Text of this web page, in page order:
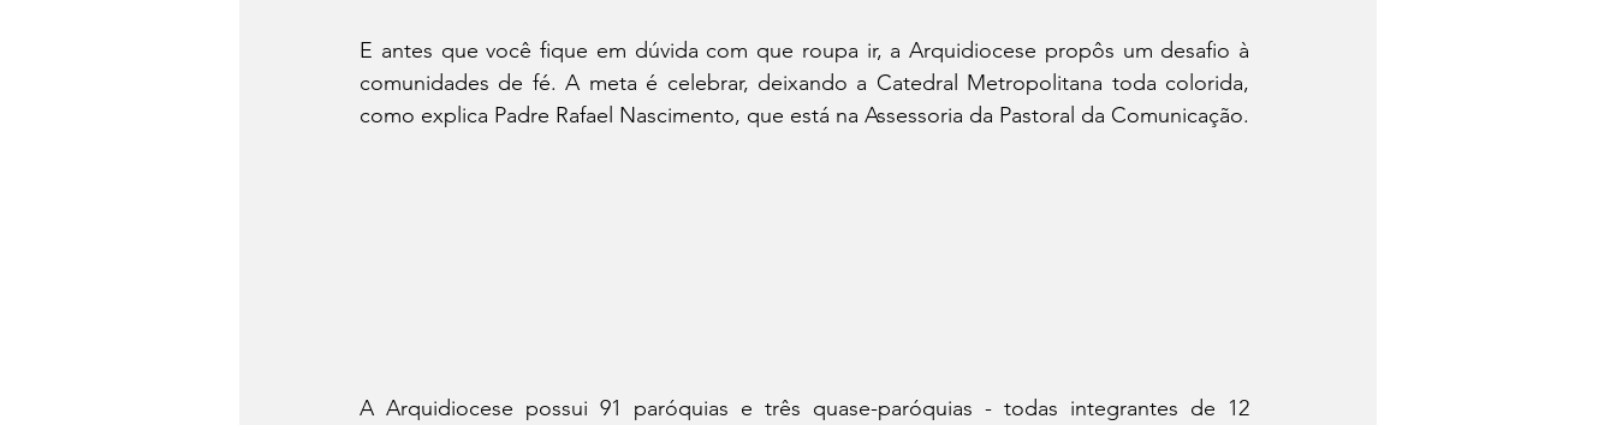
E antes que você fique em dúvida com que roupa ir, a Arquidiocese propôs um desafio à
comunidades de fé. A meta é celebrar, deixando a Catedral Metropolitana toda colorida,
como explica Padre Rafael Nascimento, que está na Assessoria da Pastoral da Comunicação.
A Arquidiocese possui 91 paróquias e três quase-paróquias - todas integrantes de 12